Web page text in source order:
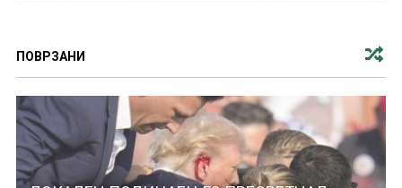
ПОВРЗАНИ